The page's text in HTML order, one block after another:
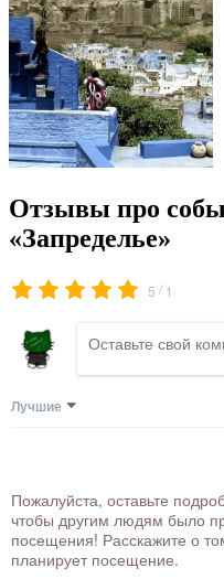
Отзывы про
«Запределье»
5 / 1
Лучшие
Пожалуйста, оставьте
чтобы другим людям было
посещения! Расскажите о
планирует посещение.